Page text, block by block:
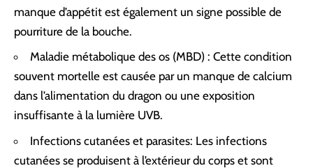
manque d’appétit est également un signe possible de
pourriture de la bouche.
Maladie métabolique des os (MBD) : Cette condition
souvent mortelle est causée par un manque de calcium
dans l’alimentation du dragon ou une exposition
insuffisante à la lumière UVB.
Infections cutanées et parasites: Les infections
cutanées se produisent à l’extérieur du corps et sont